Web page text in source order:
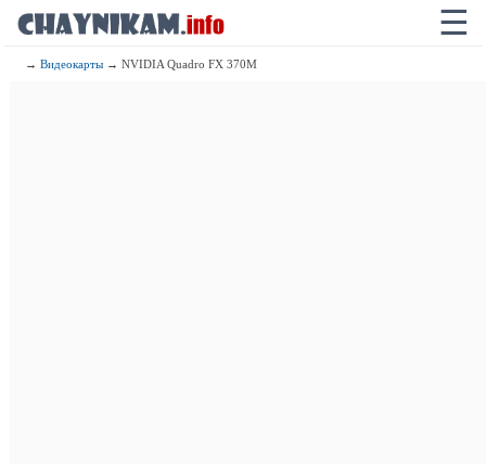
☰
→Видеокарты → NVIDIA Quadro FX 370M